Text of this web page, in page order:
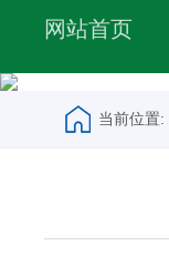
网站首页
当前位置: